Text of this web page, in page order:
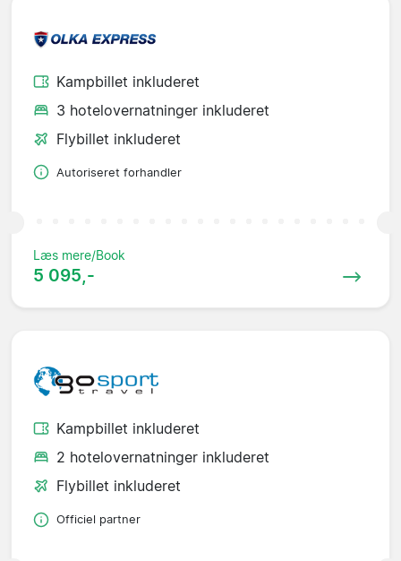
Kampbillet inkluderet
3 hotelovernatninger inkluderet
Flybillet inkluderet
Autoriseret forhandler
Læs mere/Book
5 095,-
Kampbillet inkluderet
2 hotelovernatninger inkluderet
Flybillet inkluderet
Officiel partner